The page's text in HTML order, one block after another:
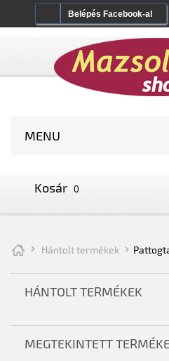
Belépés Facebook-al
MENU
Kosár 0
Hántolt termékek
HÁNTOLT TERMÉKEK
MEGTEKINTETT